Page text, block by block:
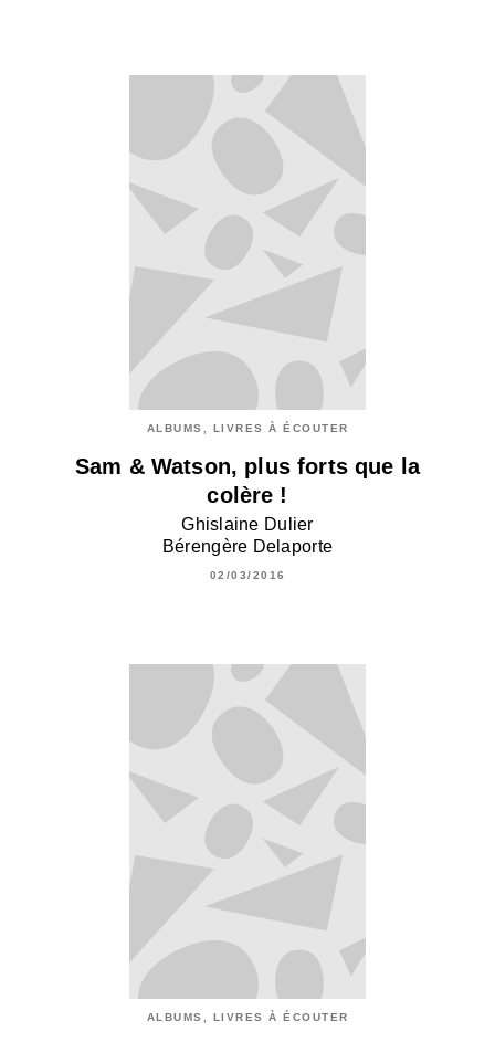
ALBUMS, LIVRES À ÉCOUTER
Sam & Watson, plus forts que la
colère !
Ghislaine Dulier
Bérengère Delaporte
02/03/2016
ALBUMS, LIVRES À ÉCOUTER